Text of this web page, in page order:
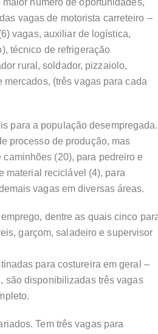
número de oportunidades,
vagas de motorista carreteiro –
vagas, auxiliar de logística,
técnico de refrigeração
rural, soldador, pizzaiolo,
(três vagas para cada
para a população desempregada.
processo de produção, mas
(20), para pedreiro e
material reciclável (4), para
vagas em diversas áreas.
dentre as quais cinco
garçom, saladeiro e supervisor
para costureira em geral –
são disponibilizadas três vagas
Tem três vagas para